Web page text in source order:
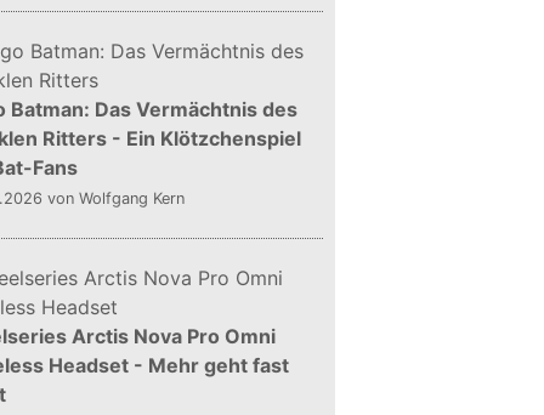
Batman: Das Vermächtnis des
Ritters - Ein Klötzchenspiel
Fans
von Wolfgang Kern
Arctis Nova Pro Omni
Headset - Mehr geht fast